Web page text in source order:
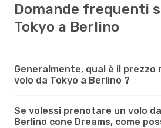
Domande frequenti
Tokyo a Berlino
Generalmente, qual è il prezzo
volo da Tokyo a Berlino ?
Se volessi prenotare un volo
Berlino cone Dreams, come